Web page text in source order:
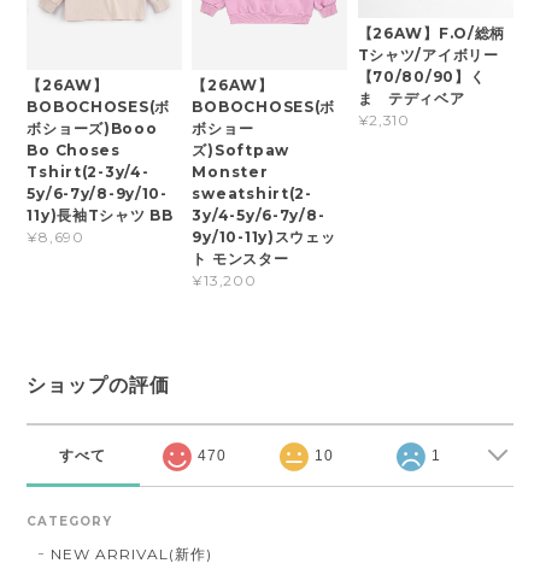
【26AW】
BOBOCHOSES(ボ
ボショーズ)Booo
Bo Choses
Tshirt(2-3y/4-
5y/6-7y/8-9y/10-
11y)長袖Tシャツ BB
¥8,690
【26AW】
BOBOCHOSES(ボ
ボショー
ズ)Softpaw
Monster
sweatshirt(2-
3y/4-5y/6-7y/8-
9y/10-11y)スウェッ
ト モンスター
¥13,200
【26AW】F.O/総柄
Tシャツ/アイボリー
【70/80/90】く
ま テディベア
¥2,310
ショップの評価
すべて 470 10 1
CATEGORY
NEW ARRIVAL(新作)